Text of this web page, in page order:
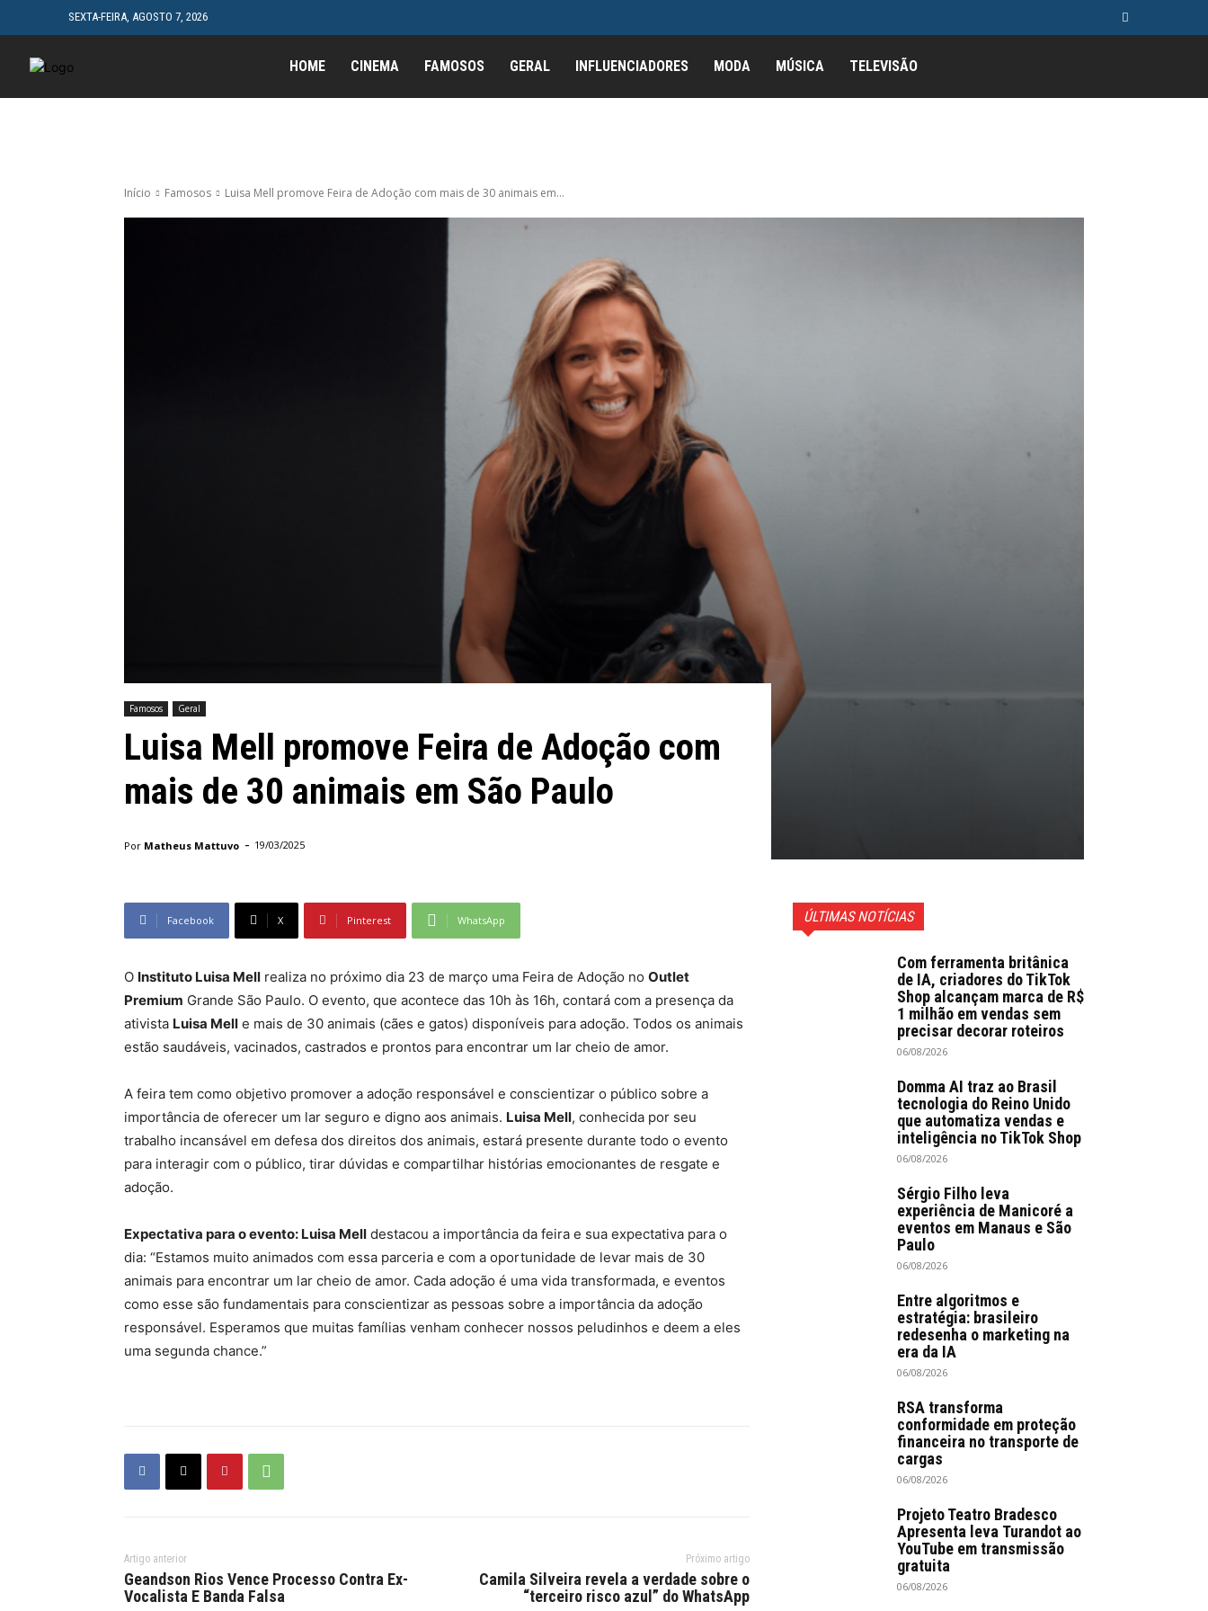
SEXTA-FEIRA, AGOSTO 7, 2026
HOME CINEMA FAMOSOS GERAL INFLUENCIADORES MODA MÚSICA TELEVISÃO
Início Famosos Luisa Mell promove Feira de Adoção com mais de 30 animais em...
Famosos Geral
Luisa Mell promove Feira de Adoção com
mais de 30 animais em São Paulo
Por Matheus Mattuvo - 19/03/2025
Facebook X Pinterest WhatsApp
O Instituto Luisa Mell realiza no próximo dia 23 de março uma Feira de Adoção no Outlet
Premium Grande São Paulo. O evento, que acontece das 10h às 16h, contará com a presença da
ativista Luisa Mell e mais de 30 animais (cães e gatos) disponíveis para adoção. Todos os animais
estão saudáveis, vacinados, castrados e prontos para encontrar um lar cheio de amor.
A feira tem como objetivo promover a adoção responsável e conscientizar o público sobre a
importância de oferecer um lar seguro e digno aos animais. Luisa Mell, conhecida por seu
trabalho incansável em defesa dos direitos dos animais, estará presente durante todo o evento
para interagir com o público, tirar dúvidas e compartilhar histórias emocionantes de resgate e
adoção.
Expectativa para o evento: Luisa Mell destacou a importância da feira e sua expectativa para o
dia: “Estamos muito animados com essa parceria e com a oportunidade de levar mais de 30
animais para encontrar um lar cheio de amor. Cada adoção é uma vida transformada, e eventos
como esse são fundamentais para conscientizar as pessoas sobre a importância da adoção
responsável. Esperamos que muitas famílias venham conhecer nossos peludinhos e deem a eles
uma segunda chance.”
Artigo anterior
Geandson Rios Vence Processo Contra Ex-
Vocalista E Banda Falsa
Próximo artigo
Camila Silveira revela a verdade sobre o
“terceiro risco azul” do WhatsApp
ÚLTIMAS NOTÍCIAS
Com ferramenta britânica
de IA, criadores do TikTok
Shop alcançam marca de R$
1 milhão em vendas sem
precisar decorar roteiros
06/08/2026
Domma AI traz ao Brasil
tecnologia do Reino Unido
que automatiza vendas e
inteligência no TikTok Shop
06/08/2026
Sérgio Filho leva
experiência de Manicoré a
eventos em Manaus e São
Paulo
06/08/2026
Entre algoritmos e
estratégia: brasileiro
redesenha o marketing na
era da IA
06/08/2026
RSA transforma
conformidade em proteção
financeira no transporte de
cargas
06/08/2026
Projeto Teatro Bradesco
Apresenta leva Turandot ao
YouTube em transmissão
gratuita
06/08/2026